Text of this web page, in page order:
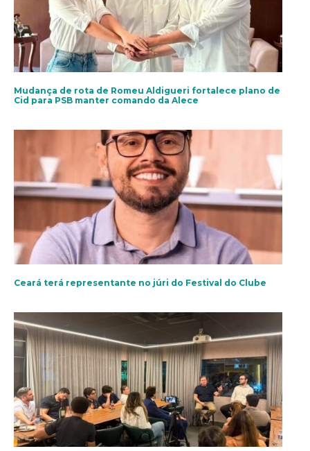
Mudança de rota de Romeu Aldigueri fortalece plano de
Cid para PSB manter comando da Alece
Ceará terá representante no júri do Festival do Clube